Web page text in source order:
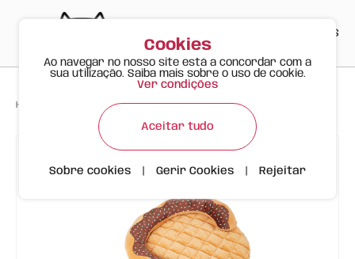
ES
Happy Meow Produtos > > Cama Donut | Cão ou Gato | FOFOS
Cookies
Ao navegar no nosso site está a concordar com a
sua utilização. Saiba mais sobre o uso de cookie.
Ver condições
Aceitar tudo
Sobre cookies Gerir Cookies Rejeitar